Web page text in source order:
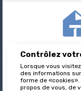
Tissot est
nationalement
Contrôlez
Lorsque vous
des informations
forme de
propos de vous, de